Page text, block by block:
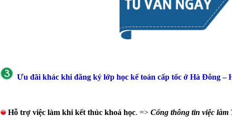
Ưu đãi khác khi đăng ký lớp học kế toán cấp tốc ở Hà Đông –
Hỗ trợ việc làm khi kết thúc khoá học. => Cổng thông tin việc